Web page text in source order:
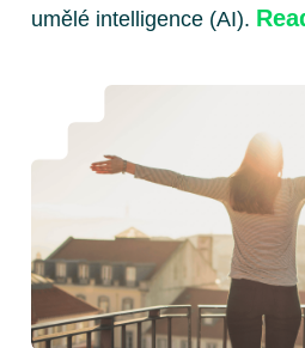
umělé intelligence (AI).